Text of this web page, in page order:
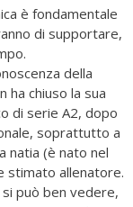
è fondamentale
di supportare,
della
ha chiuso la sua
di serie A2, dopo
soprattutto a
natia (è nato nel
stimato allenatore.
può ben vedere,